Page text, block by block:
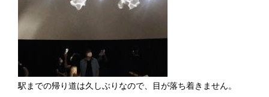
駅までの帰り道は久しぶりなので、目が落ち着きません。